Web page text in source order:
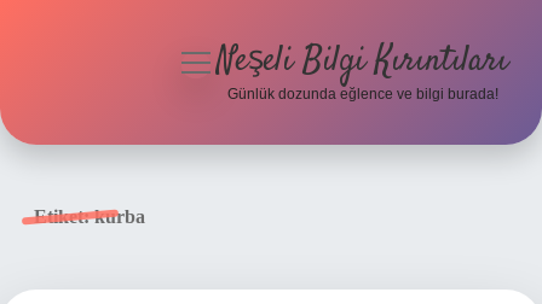
menüyüNeşeli Bilgi Kırıntıları
Günlük dozunda eğlence ve bilgi burada!
Etiket:kurba